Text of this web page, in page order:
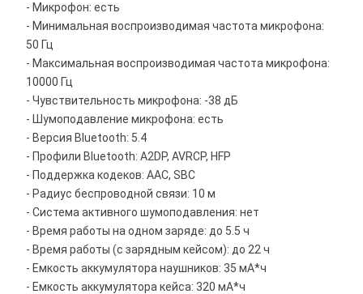
- Микрофон: есть
- Минимальная воспроизводимая частота микрофона:
50 Гц
- Максимальная воспроизводимая частота микрофона:
10000 Гц
- Чувствительность микрофона: -38 дБ
- Шумоподавление микрофона: есть
- Версия Bluetooth: 5.4
- Профили Bluetooth: A2DP, AVRCP, HFP
- Поддержка кодеков: AAC, SBC
- Радиус беспроводной связи: 10 м
- Система активного шумоподавления: нет
- Время работы на одном заряде: до 5.5 ч
- Время работы (с зарядным кейсом): до 22 ч
- Емкость аккумулятора наушников: 35 мА*ч
- Емкость аккумулятора кейса: 320 мА*ч